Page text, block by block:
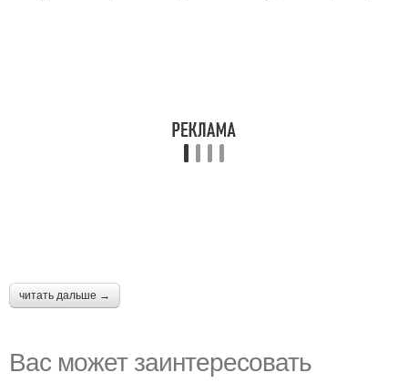
читать дальше →
Вас может заинтересовать